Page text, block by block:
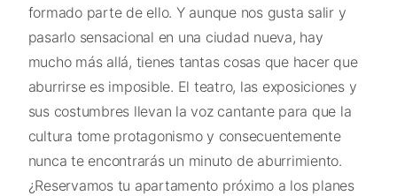
formado parte de ello. Y aunque nos gusta salir y
pasarlo sensacional en una ciudad nueva, hay
mucho más allá, tienes tantas cosas que hacer que
aburrirse es imposible. El teatro, las exposiciones y
sus costumbres llevan la voz cantante para que la
cultura tome protagonismo y consecuentemente
nunca te encontrarás un minuto de aburrimiento.
¿Reservamos tu apartamento próximo a los planes